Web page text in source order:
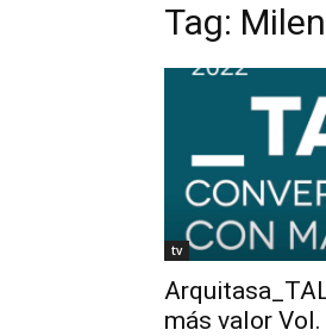
Tag:
tv
más valor